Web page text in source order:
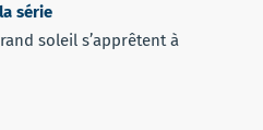
série
soleil s’apprêtent à